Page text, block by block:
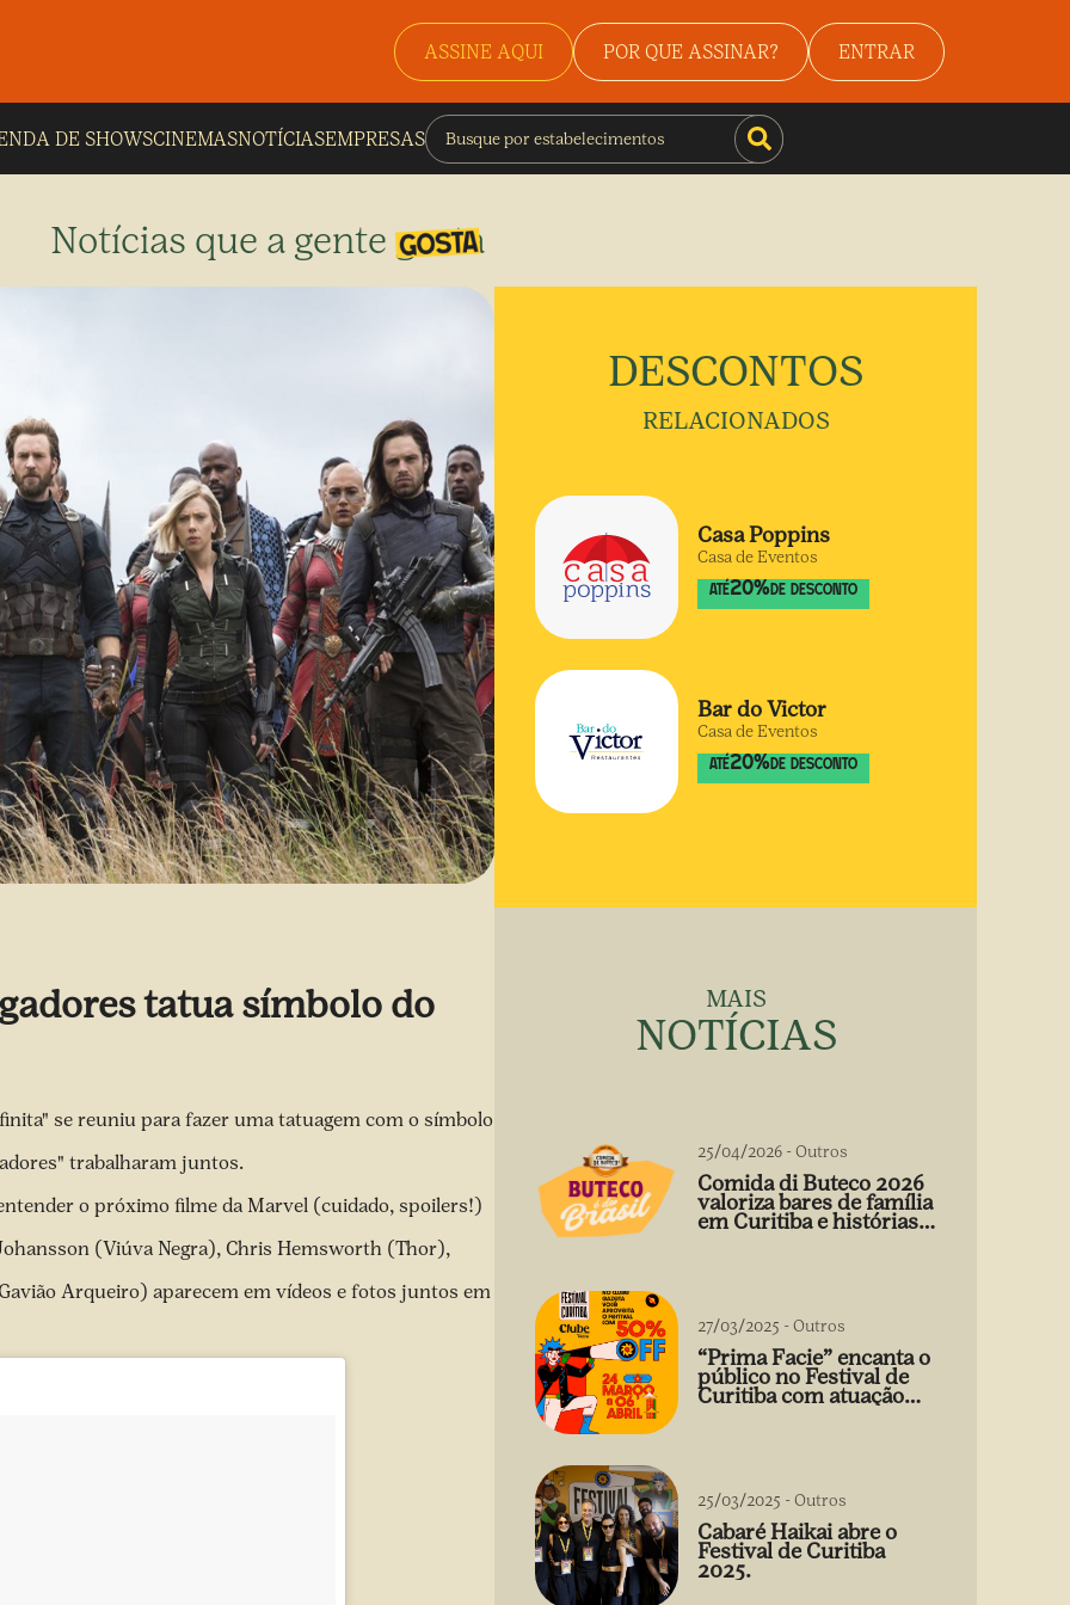
ASSINE AQUI POR QUE ASSINAR? ENTRAR
DE SHOWSCINEMASNOTÍCIASEMPRESAS
Notícias que a gente gosta
tatua símbolo do
se reuniu para fazer uma tatuagem com o símbolo
trabalharam juntos.
o próximo filme da Marvel (cuidado, spoilers!)
(Viúva Negra), Chris Hemsworth (Thor),
Arqueiro) aparecem em vídeos e fotos juntos em
DESCONTOS
RELACIONADOS
Casa Poppins
Casa de Eventos
ATÉ20%DE DESCONTO
Bar do Victor
Casa de Eventos
ATÉ20%DE DESCONTO
MAIS
NOTÍCIAS
25/04/2026 -Outros
Comida di Buteco 2026
valoriza bares de família
em Curitiba e histórias
27/03/2025 -Outros
“Prima Facie” encanta o
público no Festival de
Curitiba com atuação
arrebatadora de Débora
25/03/2025 -Outros
Cabaré Haikai abre o
Festival de Curitiba
2025.